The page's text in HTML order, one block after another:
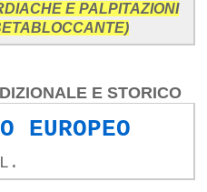
E PALPITAZIONI
E STORICO
EUROPEO